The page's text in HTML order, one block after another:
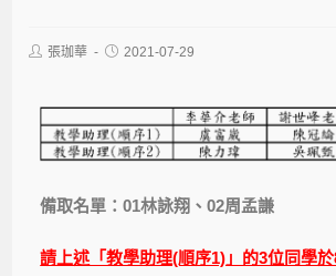
張珈華 2021-07-29
備取名單：01林詠翔、02周孟謙
請上述「教學助理(順序1)」的3位同學